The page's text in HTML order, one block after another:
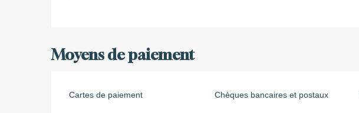
Moyens de paiement
Cartes de paiement Chèques bancaires et postaux